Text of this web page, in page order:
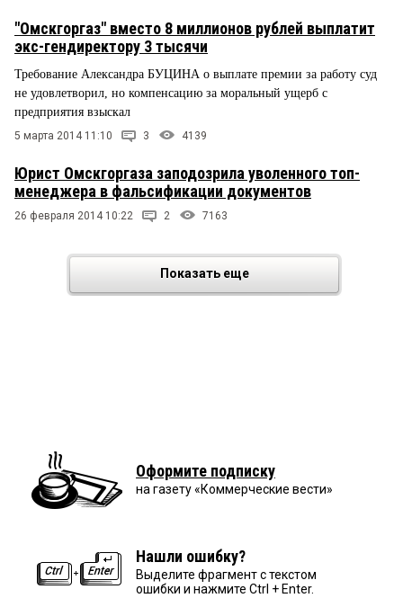
"Омскгоргаз" вместо 8 миллионов рублей выплатит
экс-гендиректору 3 тысячи
Требование Александра БУЦИНА о выплате премии за работу суд
не удовлетворил, но компенсацию за моральный ущерб с
предприятия взыскал
5 марта 2014 11:10 3 4139
Юрист Омскгоргаза заподозрила уволенного топ-
менеджера в фальсификации документов
26 февраля 2014 10:22 2 7163
Показать еще
Оформите подписку
на газету «Коммерческие вести»
Нашли ошибку?
Выделите фрагмент с текстом
ошибки и нажмите Ctrl + Enter.